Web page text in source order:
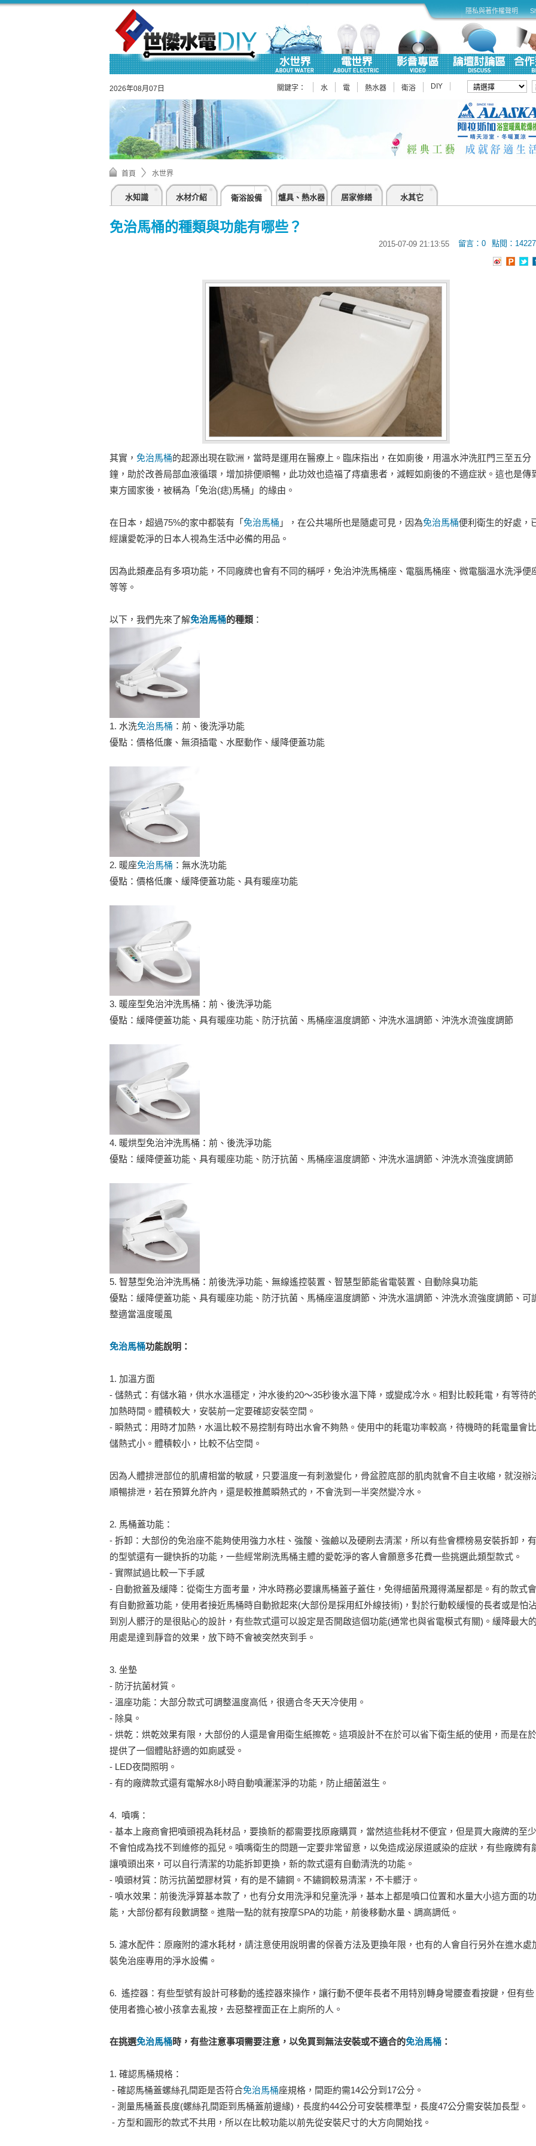
隱私與著作權聲明
2026年08月07日 關鍵字： 水 電 熱水器 衛浴 DIY
首頁 水世界
水知識 水材介紹 衛浴設備 爐具、熱水器 居家修繕 水其它
免治馬桶的種類與功能有哪些？
2015-07-09 21:13:55 留言：0 點閱：14227
其實， 免治馬桶的起源出現在歐洲，當時是運用在醫療上。臨床指出，在如廁後，用溫水沖洗肛門三至五分
鐘，助於改善局部血液循環，增加排便順暢，此功效也造福了痔瘡患者，減輕如廁後的不適症狀。這也是傳
東方國家後，被稱為「免治(痣)馬桶」的緣由。
在日本，超過75%的家中都裝有「 免治馬桶 」，在公共場所也是隨處可見，因為免治馬桶便利衛生的好處，
經讓愛乾淨的日本人視為生活中必備的用品。
因為此類產品有多項功能，不同廠牌也會有不同的稱呼，免治沖洗馬桶座、電腦馬桶座、微電腦溫水洗淨便
等等。
以下，我們先來了解免治馬桶的種類 ：
1. 水洗免治馬桶 ：前、後洗淨功能
優點：價格低廉、無須插電、水壓動作、緩降便蓋功能
2. 暖座免治馬桶 ：無水洗功能
優點：價格低廉、緩降便蓋功能、具有暖座功能
3. 暖座型免治沖洗馬桶：前、後洗淨功能
優點：緩降便蓋功能、具有暖座功能、防汙抗菌、馬桶座溫度調節、沖洗水溫調節、沖洗水流強度調節
4. 暖烘型免治沖洗馬桶：前、後洗淨功能
優點：緩降便蓋功能、具有暖座功能、防汙抗菌、馬桶座溫度調節、沖洗水溫調節、沖洗水流強度調節
5. 智慧型免治沖洗馬桶：前後洗淨功能、無線遙控裝置、智慧型節能省電裝置、自動除臭功能
優點：緩降便蓋功能、具有暖座功能、防汙抗菌、馬桶座溫度調節、沖洗水溫調節、沖洗水流強度調節、可
整適當溫度暖風
免治馬桶功能說明：
1. 加溫方面
- 儲熱式：有儲水箱，供水水溫穩定，沖水後約20～35秒後水溫下降，或變成冷水。相對比較耗電，有等待
加熱時間。體積較大，安裝前一定要確認安裝空間。
- 瞬熱式：用時才加熱，水溫比較不易控制有時出水會不夠熱。使用中的耗電功率較高，待機時的耗電量會比
儲熱式小。體積較小，比較不佔空間。
因為人體排泄部位的肌膚相當的敏感，只要溫度一有刺激變化，骨盆腔底部的肌肉就會不自主收縮，就沒辦
順暢排泄，若在預算允許內，還是較推薦瞬熱式的，不會洗到一半突然變冷水。
2. 馬桶蓋功能：
- 拆卸：大部份的免治座不能夠使用強力水柱、強酸、強鹼以及硬刷去清潔，所以有些會標榜易安裝拆卸，有
的型號還有一鍵快拆的功能，一些經常刷洗馬桶主體的愛乾淨的客人會願意多花費一些挑選此類型款式。
- 實際試過比較一下手感
- 自動掀蓋及緩降：從衛生方面考量，沖水時務必要讓馬桶蓋子蓋住，免得細菌飛濺得滿屋都是。有的款式會
有自動掀蓋功能，使用者接近馬桶時自動掀起來(大部份是採用紅外線技術)，對於行動較緩慢的長者或是怕
到別人髒汙的是很貼心的設計，有些款式還可以設定是否開啟這個功能(通常也與省電模式有關)。緩降最大的
用處是達到靜音的效果，放下時不會被突然夾到手。
3. 坐墊
- 防汙抗菌材質。
- 溫座功能：大部分款式可調整溫度高低，很適合冬天天冷使用。
- 除臭。
- 烘乾：烘乾效果有限，大部份的人還是會用衛生紙擦乾。這項設計不在於可以省下衛生紙的使用，而是在於
提供了一個體貼舒適的如廁感受。
- LED夜間照明。
- 有的廠牌款式還有電解水8小時自動噴灑潔淨的功能，防止細菌滋生。
4. 噴嘴：
- 基本上廠商會把噴頭視為耗材品，要換新的都需要找原廠購買，當然這些耗材不便宜，但是買大廠牌的至少
不會怕成為找不到維修的孤兒。噴嘴衛生的問題一定要非常留意，以免造成泌尿道感染的症狀，有些廠牌有
讓噴頭出來，可以自行清潔的功能拆卸更換，新的款式還有自動清洗的功能。
- 噴頭材質：防污抗菌塑膠材質，有的是不鏽鋼。不鏽鋼較易清潔，不卡髒汙。
- 噴水效果：前後洗淨算基本款了，也有分女用洗淨和兒童洗淨，基本上都是噴口位置和水量大小這方面的功
能，大部份都有段數調整。進階一點的就有按摩SPA的功能，前後移動水量、調高調低。
5. 濾水配件：原廠附的濾水耗材，請注意使用說明書的保養方法及更換年限，也有的人會自行另外在進水處
裝免治座專用的淨水設備。
6. 遙控器：有些型號有設計可移動的遙控器來操作，讓行動不便年長者不用特別轉身彎腰查看按鍵，但有些
使用者擔心被小孩拿去亂按，去惡整裡面正在上廁所的人。
在挑選免治馬桶時，有些注意事項需要注意，以免買到無法安裝或不適合的免治馬桶 ：
1. 確認馬桶規格：
- 確認馬桶蓋螺絲孔間距是否符合免治馬桶座規格，間距約需14公分到17公分。
- 測量馬桶蓋長度(螺絲孔間距到馬桶蓋前邊緣)，長度約44公分可安裝標準型，長度47公分需安裝加長型。
- 方型和圓形的款式不共用，所以在比較功能以前先從安裝尺寸的大方向開始找。